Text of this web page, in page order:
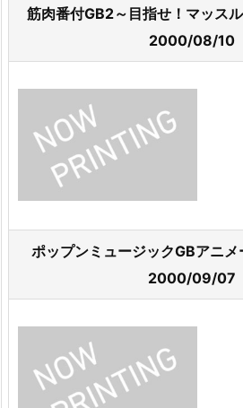
筋肉番付GB2～目指せ！マッス
2000/08/10
ポップンミュージックGBアニ
2000/09/